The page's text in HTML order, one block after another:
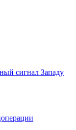
сигнал Западу